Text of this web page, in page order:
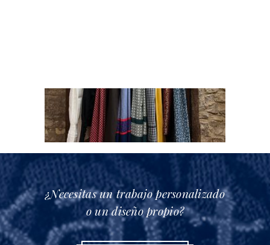
¿Necesitas un trabajo personalizado
o un diseño propio?